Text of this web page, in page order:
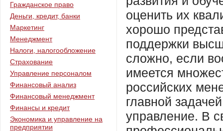
Гражданское право
Деньги, кредит, банки
Маркетинг
Менеджмент
Налоги, налогообложение
Страхование
Управление персоналом
Финансовый анализ
Финансовый менеджмент
Финансы и кредит
Экономика и управление на
предприятии